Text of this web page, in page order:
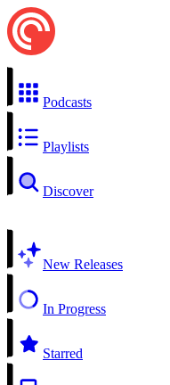
Podcasts
Playlists
Discover
New Releases
In Progress
Starred